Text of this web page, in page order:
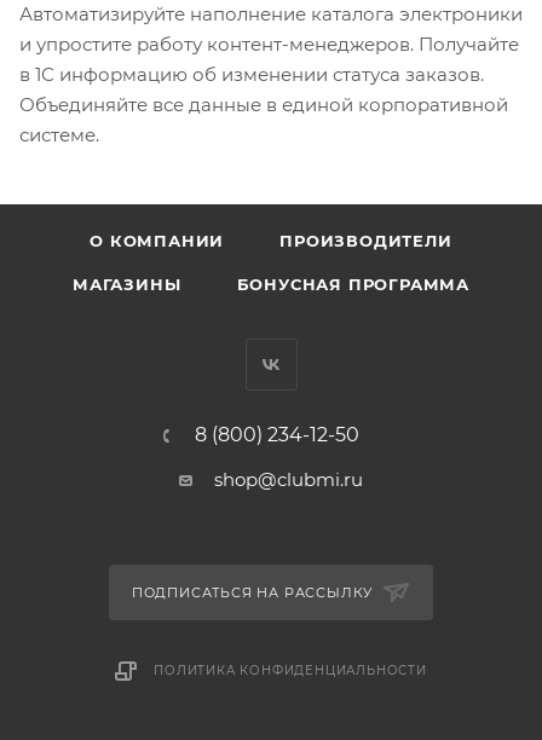
Автоматизируйте наполнение каталога электроники
и упростите работу контент-менеджеров. Получайте
в 1С информацию об изменении статуса заказов.
Объединяйте все данные в единой корпоративной
системе.
О КОМПАНИИ ПРОИЗВОДИТЕЛИ
МАГАЗИНЫ БОНУСНАЯ ПРОГРАММА
8 (800) 234-12-50
shop@clubmi.ru
ПОДПИСАТЬСЯ НА РАССЫЛКУ
ПОЛИТИКА КОНФИДЕНЦИАЛЬНОСТИ